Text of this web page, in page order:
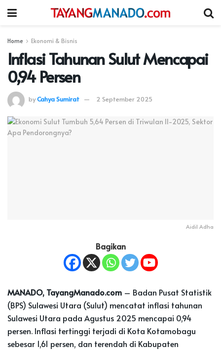
Home Ekonomi & Bisnis
Inflasi Tahunan Sulut Mencapai
0,94 Persen
byCahya Sumirat 2 September 2025
Aidil Adha
Bagikan
MANADO, TayangManado.com – Badan Pusat Statistik
(BPS) Sulawesi Utara (Sulut) mencatat inflasi tahunan
Sulawesi Utara pada Agustus 2025 mencapai 0,94
persen. Inflasi tertinggi terjadi di Kota Kotamobagu
sebesar 1,61 persen, dan terendah di Kabupaten